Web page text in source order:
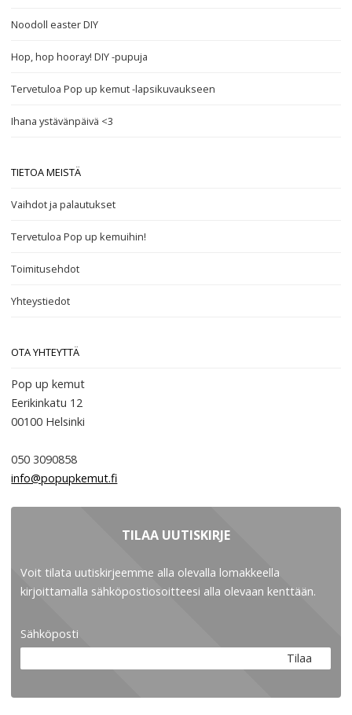
Noodoll easter DIY
Hop, hop hooray! DIY -pupuja
Tervetuloa Pop up kemut -lapsikuvaukseen
Ihana ystävänpäivä <3
TIETOA MEISTÄ
Vaihdot ja palautukset
Tervetuloa Pop up kemuihin!
Toimitusehdot
Yhteystiedot
OTA YHTEYTTÄ
Pop up kemut
Eerikinkatu 12
00100 Helsinki
050 3090858
info@popupkemut.fi
TILAA UUTISKIRJE
Voit tilata uutiskirjeemme alla olevalla lomakkeella
kirjoittamalla sähköpostiosoitteesi alla olevaan kenttään.
Sähköposti
Tilaa